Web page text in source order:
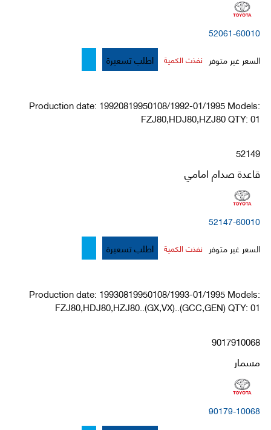
52061-60010
السعر غير متوفر نفذت الكمية اطلب تسعيرة
Production date: 19920819950108/1992-01/1995 Models:
FZJ80,HDJ80,HZJ80 QTY: 01
52149
قاعدة صدام امامي
52147-60010
السعر غير متوفر نفذت الكمية اطلب تسعيرة
Production date: 19930819950108/1993-01/1995 Models:
FZJ80,HDJ80,HZJ80..(GX,VX)..(GCC,GEN) QTY: 01
9017910068
مسمار
90179-10068